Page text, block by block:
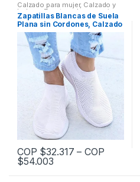
Calzado para mujer, Calzado y
bolsos,Zapatos planos mujer
Zapatillas Blancas de Suela
Plana sin Cordones, Calzado
Ligero Informal, de Diseño
Estilo Basket, Ideal para
Verano y Otoño, para Mujer
COP $32.317 –COP
$54.003
Este